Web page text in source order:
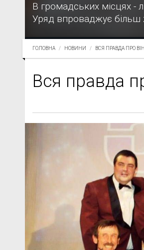
В громадських місцях -
Уряд впроваджує більш
ГОЛОВНА НОВИНИ ВСЯ ПРАВДА ПРО
Вся правда